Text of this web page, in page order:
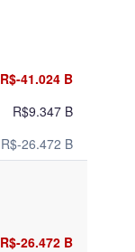
R$-41.024 B
R$9.347 B
R$-26.472 B
R$-26.472 B